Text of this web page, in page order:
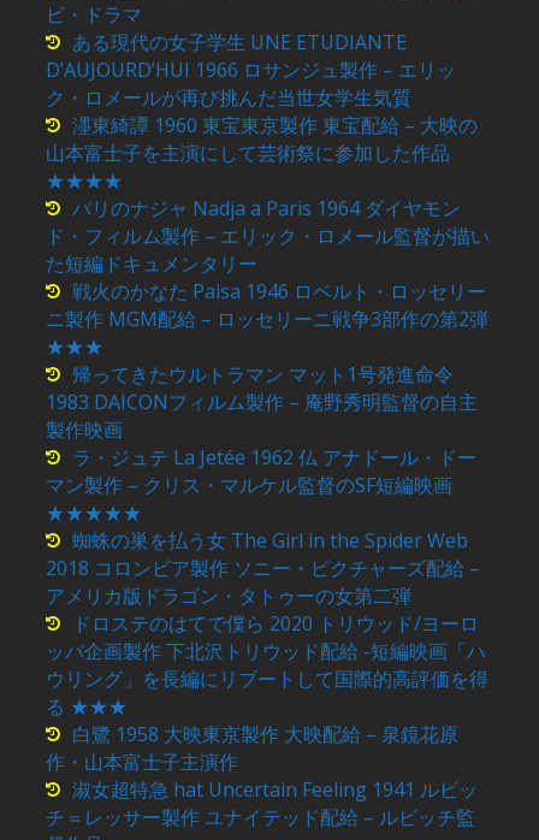
ビ・ドラマ
ある現代の女子学生 UNE ETUDIANTE
D’AUJOURD’HUI 1966 ロサンジュ製作 – エリッ
ク・ロメールが再び挑んだ当世女学生気質
濹東綺譚 1960 東宝東京製作 東宝配給 – 大映の
山本富士子を主演にして芸術祭に参加した作品
★★★★
パリのナジャ Nadja a Paris 1964 ダイヤモン
ド・フィルム製作 – エリック・ロメール監督が描い
た短編ドキュメンタリー
戦火のかなた Paisa 1946 ロベルト・ロッセリー
ニ製作 MGM配給 – ロッセリーニ戦争3部作の第2弾
★★★
帰ってきたウルトラマン マット1号発進命令
1983 DAICONフィルム製作 – 庵野秀明監督の自主
製作映画
ラ・ジュテ La Jetée 1962 仏 アナドール・ドー
マン製作 – クリス・マルケル監督のSF短編映画
★★★★★
蜘蛛の巣を払う女 The Girl in the Spider Web
2018 コロンビア製作 ソニー・ピクチャーズ配給 –
アメリカ版ドラゴン・タトゥーの女第二弾
ドロステのはてで僕ら 2020 トリウッド/ヨーロ
ッパ企画製作 下北沢トリウッド配給 -短編映画「ハ
ウリング」を長編にリブートして国際的高評価を得
る ★★★
白鷺 1958 大映東京製作 大映配給 – 泉鏡花原
作・山本富士子主演作
淑女超特急 hat Uncertain Feeling 1941 ルビッ
チ＝レッサー製作 ユナイテッド配給 – ルビッチ監